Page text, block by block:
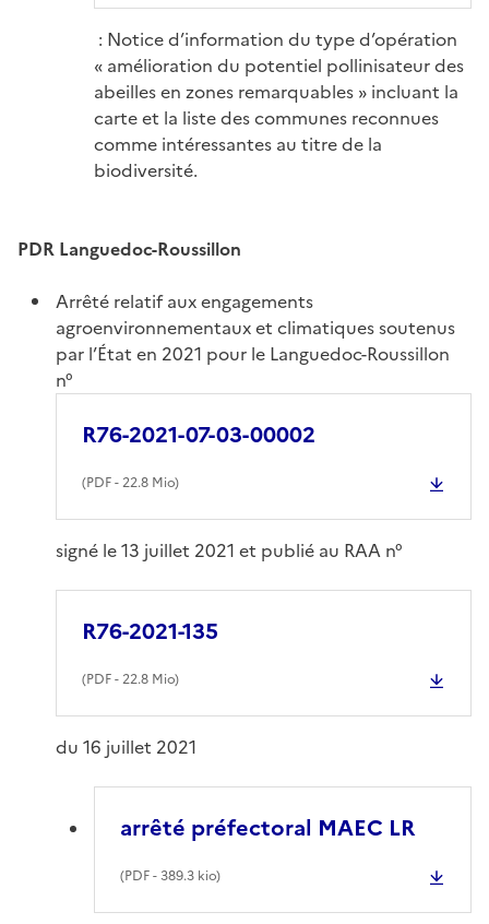
: Notice d’information du type d’opération
« amélioration du potentiel pollinisateur des
abeilles en zones remarquables » incluant la
carte et la liste des communes reconnues
comme intéressantes au titre de la
biodiversité.
PDR Languedoc-Roussillon
Arrêté relatif aux engagements
agroenvironnementaux et climatiques soutenus
par l’État en 2021 pour le Languedoc-Roussillon
n°
R76-2021-07-03-00002
(PDF- 22.8 Mio)
signé le 13 juillet 2021 et publié au RAA n°
R76-2021-135
(PDF- 22.8 Mio)
du 16 juillet 2021
arrêté préfectoral MAEC LR
(PDF- 389.3 kio)